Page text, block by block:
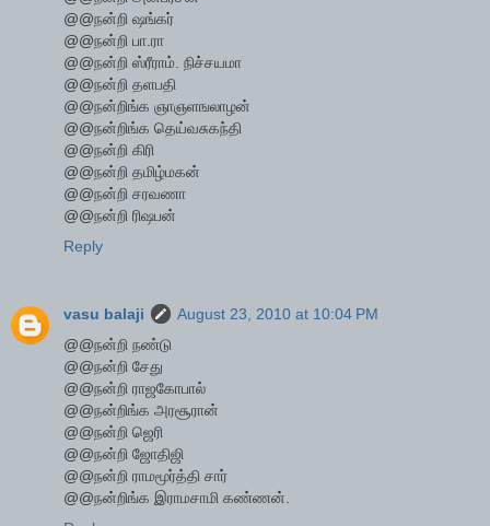
@@நன்றி ஷங்கர்
@@நன்றி பா.ரா
@@நன்றி ஸ்ரீராம். நிச்சயமா
@@நன்றி தளபதி
@@நன்றிங்க ஞாஞளஙலாழன்
@@நன்றிங்க தெய்வசுகந்தி
@@நன்றி கிரி
@@நன்றி தமிழ்மகன்
@@நன்றி சரவணா
@@நன்றி ரிஷபன்
Reply
vasu balaji
August 23, 2010 at 10:04 PM
@@நன்றி நண்டு
@@நன்றி சேது
@@நன்றி ராஜகோபால்
@@நன்றிங்க அரசூரான்
@@நன்றி ஜெரி
@@நன்றி ஜோதிஜி
@@நன்றி ராமமூர்த்தி சார்
@@நன்றிங்க இராமசாமி கண்ணன்.